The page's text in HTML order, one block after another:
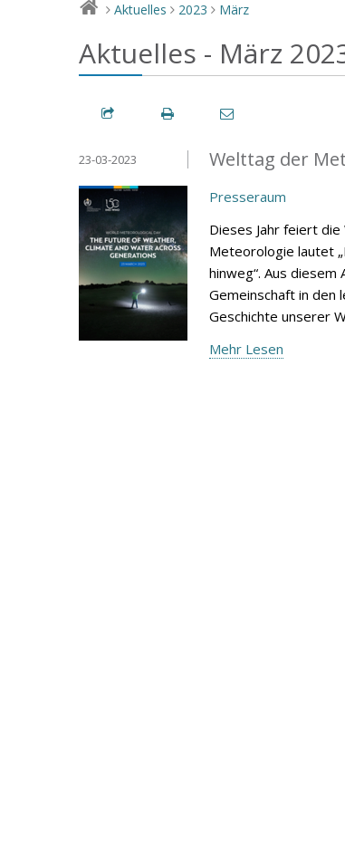
> Aktuelles > 2023 > März
Aktuelles - März
Welttag der
23-03-2023
Presseraum
Dieses Jahr feiert
Meteorologie lautet
hinweg“. Aus
Gemeinschaft in den
Geschichte unserer
Mehr Lesen